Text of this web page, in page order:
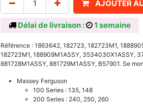
AJOUTER
Délai de livraison : 1 semaine
Référence : 1863642, 182723, 182723M1,
182723M1, 188909M1ASSY, 3534030X1ASSY,
881728M1ASSY, 881729M1ASSY, B57901. Se
Massey Ferguson
100 Series : 135, 148
200 Series : 240, 250, 260